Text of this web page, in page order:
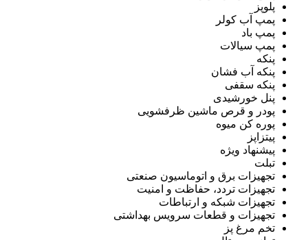
پلوپز
پمپ آب کولر
پمپ باد
پمپ سیالات
پنکه
پنکه آب فشان
پنکه سقفی
پنل خورشیدی
پودر و قرص ماشین ظرفشویی
پوره کن میوه
پیتزاپز
پیشنهاد ویژه
تبلت
تجهیزات برق و اتوماسیون صنعتی
تجهیزات تردد، حفاظت و امنیت
تجهیزات شبکه و ارتباطات
تجهیزات و قطعات سرویس بهداشتی
تخم مرغ پز